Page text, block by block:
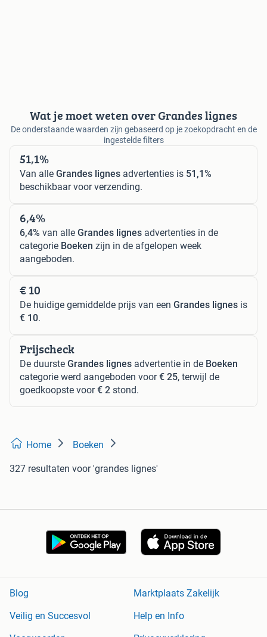
Wat je moet weten over Grandes lignes
De onderstaande waarden zijn gebaseerd op je zoekopdracht en de
ingestelde filters
51,1%
Van alle Grandes lignes advertenties is 51,1%
beschikbaar voor verzending.
6,4%
6,4% van alle Grandes lignes advertenties in de
categorie Boeken zijn in de afgelopen week
aangeboden.
€ 10
De huidige gemiddelde prijs van een Grandes lignes is
€ 10.
Prijscheck
De duurste Grandes lignes advertentie in de Boeken
categorie werd aangeboden voor€ 25, terwijl de
goedkoopste voor€ 2 stond.
Home Boeken
327 resultaten voor 'grandes lignes'
Blog
Marktplaats Zakelijk
Veilig en Succesvol
Help en Info